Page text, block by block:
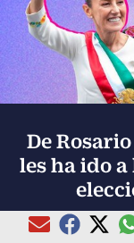
De
les ha ido
Compartir el
Compartir